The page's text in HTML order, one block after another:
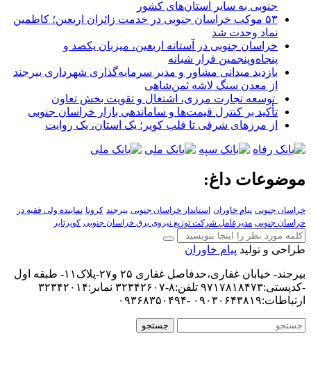
جنوبی به سایر استان‌های کشور
۵۳ موکب خراسان جنوبی در خدمت زائران اربعین؛ کاظمین
نماد وحدت شد
خراسان جنوبی در آستانه اربعین، میزبان یکصد و
پنجاه‌وپنجمین قرار شبانه
بازدید میدانی مشاور و مدیر سرمایه‌گذاری شهرداری بیرجند
از معدن سنگ لاشه ثمن‌شاهی
توسعه تجارت مرزی، اشتغال و تقویت بخش تعاون
تأکید بر کنترل قیمت‌ها و ساماندهی بازار خراسان جنوبی
از مرزهای شرقی تا قلب کویر؛ یک استان، یک روایت
موضوعات داغ:
خراسان جنوبی پیام خاوران استاندار خراسان جنوبی بیرجند کرونا نماینده ولی فقیه در
خراسان جنوبی مدیرعامل شرکت توزیع نیروی برق خراسان جنوبی کویرتایر
طراحی و تولید پیام خاوران
بیرجند- خیابان غفاری،حدفاصل غفاری ۲۵ و۲۷-پلاک۱۱- طبقه اول
-کدپستی:۹۷۱۷۸۱۸۴۷۳ تلفن:۸-۳۲۳۴۲۶۰۷ نمابر:۳۲۳۴۲۰۱۴
ارتباطات:۰۹۰۳۰۶۴۳۸۱۹ -۰۹۳۶۸۳۵۰۴۹۴
جستجو